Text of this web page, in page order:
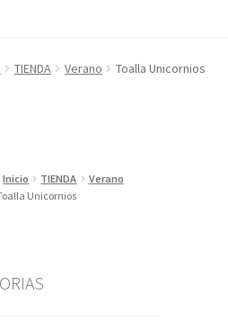
TIENDA Verano Toalla Unicornios
Inicio TIENDA
Verano
Unicornios